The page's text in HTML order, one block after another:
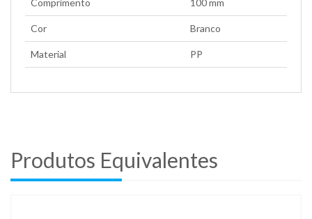
Cor Branco
Material PP
Produtos Equivalentes